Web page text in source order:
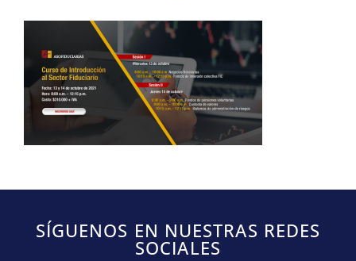
SÍGUENOS EN NUESTRAS REDES
SOCIALES